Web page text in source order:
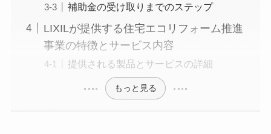
補助金の受け取りまでのステップ
LIXILが提供する住宅エコリフォーム推進
事業の特徴とサービス内容
提供される製品とサービスの詳細
もっと見る